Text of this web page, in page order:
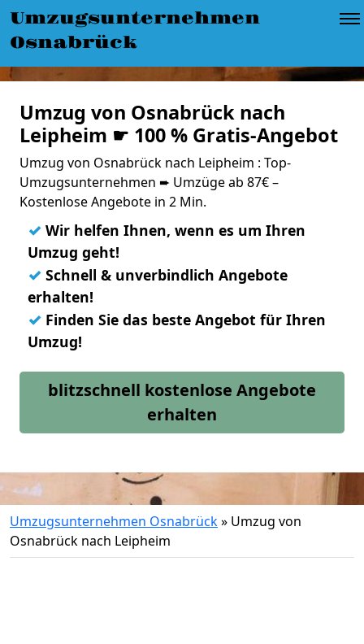
Umzugsunternehmen
Osnabrück
Umzug von Osnabrück nach
Leipheim ☛ 100 % Gratis-Angebot
Umzug von Osnabrück nach Leipheim : Top-
Umzugsunternehmen ➨ Umzüge ab 87€ –
Kostenlose Angebote in 2 Min.
✓ Wir helfen Ihnen, wenn es um Ihren
Umzug geht!
✓ Schnell & unverbindlich Angebote
erhalten!
✓ Finden Sie das beste Angebot für Ihren
Umzug!
blitzschnell kostenlose Angebote
erhalten
Umzugsunternehmen Osnabrück» Umzug von
Osnabrück nach Leipheim